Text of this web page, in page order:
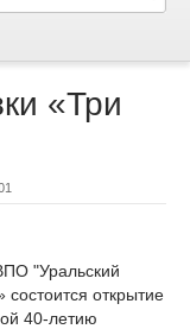
«Три
"Уральский
состоится открытие
40-летию